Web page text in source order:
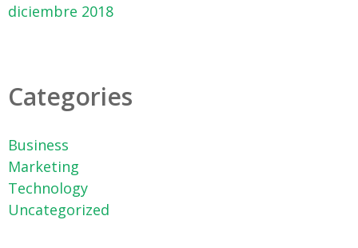
diciembre 2018
Categories
Business
Marketing
Technology
Uncategorized